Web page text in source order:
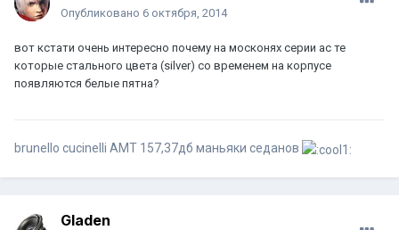
Опубликовано 6 октября, 2014
вот кстати очень интересно почему на москонях серии ас те
которые стального цвета (silver) со временем на корпусе
появляются белые пятна?
brunello cucinelli АМТ 157,37дб маньяки седанов
Gladen